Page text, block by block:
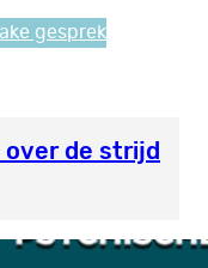
gesprek
over de strijd